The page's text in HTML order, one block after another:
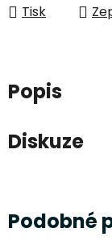
Tisk
Popis
Diskuze
Podobné